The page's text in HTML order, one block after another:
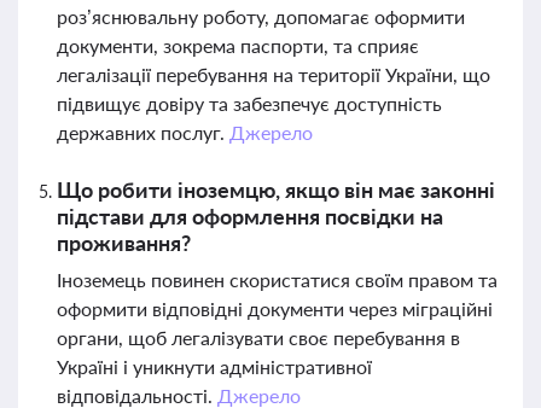
роз’яснювальну роботу, допомагає оформити
документи, зокрема паспорти, та сприяє
легалізації перебування на території України, що
підвищує довіру та забезпечує доступність
державних послуг. Джерело
Що робити іноземцю, якщо він має законні
підстави для оформлення посвідки на
проживання?
Іноземець повинен скористатися своїм правом та
оформити відповідні документи через міграційні
органи, щоб легалізувати своє перебування в
Україні і уникнути адміністративної
відповідальності. Джерело